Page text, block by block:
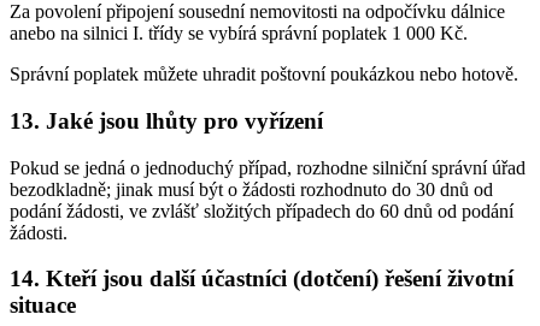
Za povolení připojení sousední nemovitosti na odpočívku dálnice
anebo na silnici I. třídy se vybírá správní poplatek 1 000 Kč.
Správní poplatek můžete uhradit poštovní poukázkou nebo hotově.
13. Jaké jsou lhůty pro vyřízení
Pokud se jedná o jednoduchý případ, rozhodne silniční správní úřad
bezodkladně; jinak musí být o žádosti rozhodnuto do 30 dnů od
podání žádosti, ve zvlášť složitých případech do 60 dnů od podání
žádosti.
14. Kteří jsou další účastníci (dotčení) řešení životní
situace